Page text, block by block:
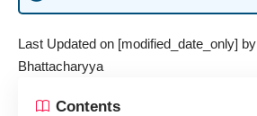
Last Updated on [modified_date_only] by
Bhattacharyya
Contents